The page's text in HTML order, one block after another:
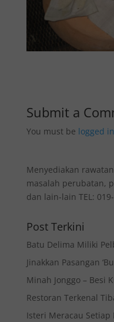
Submit a
You must be logged in
Menyediakan
masalah perubatan,
dan lain-lain TEL:
Post Terkini
Batu Delima Miliki
Jinakkan Pasangan
Minah Jonggo – Besi
Restoran Terkenal
Isteri Meracau Setiap